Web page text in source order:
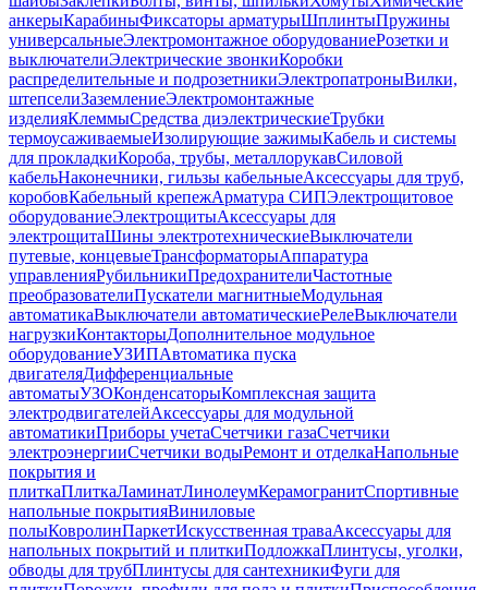
анкерыКарабиныФиксаторы арматурыШплинтыПружины
универсальныеЭлектромонтажное оборудованиеРозетки и
выключателиЭлектрические звонкиКоробки
распределительные и подрозетникиЭлектропатроныВилки,
штепселиЗаземлениеЭлектромонтажные
изделияКлеммыСредства диэлектрическиеТрубки
термоусаживаемыеИзолирующие зажимыКабель и системы
для прокладкиКороба, трубы, металлорукавСиловой
кабельНаконечники, гильзы кабельныеАксессуары для труб,
коробовКабельный крепежАрматура СИПЭлектрощитовое
оборудованиеЭлектрощитыАксессуары для
электрощитаШины электротехническиеВыключатели
путевые, концевыеТрансформаторыАппаратура
управленияРубильникиПредохранителиЧастотные
преобразователиПускатели магнитныеМодульная
автоматикаВыключатели автоматическиеРелеВыключатели
нагрузкиКонтакторыДополнительное модульное
оборудованиеУЗИПАвтоматика пуска
двигателяДифференциальные
автоматыУЗОКонденсаторыКомплексная защита
электродвигателейАксессуары для модульной
автоматикиПриборы учетаСчетчики газаСчетчики
электроэнергииСчетчики водыРемонт и отделкаНапольные
покрытия и
плиткаПлиткаЛаминатЛинолеумКерамогранитСпортивные
напольные покрытияВиниловые
полыКовролинПаркетИскусственная траваАксессуары для
напольных покрытий и плиткиПодложкаПлинтусы, уголки,
обводы для трубПлинтусы для сантехникиФуги для